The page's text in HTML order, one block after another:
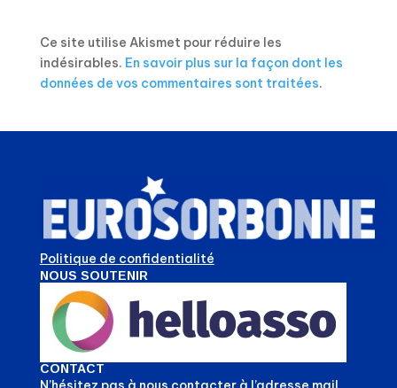
Ce site utilise Akismet pour réduire les
indésirables. En savoir plus sur la façon dont les
données de vos commentaires sont traitées.
Politique de confidentialité
NOUS SOUTENIR
CONTACT